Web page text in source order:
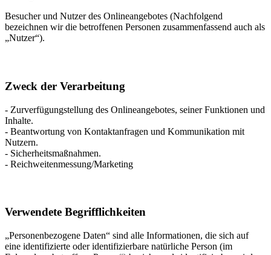
Besucher und Nutzer des Onlineangebotes (Nachfolgend
bezeichnen wir die betroffenen Personen zusammenfassend auch als
„Nutzer“).
Zweck der Verarbeitung
- Zurverfügungstellung des Onlineangebotes, seiner Funktionen und
Inhalte.
- Beantwortung von Kontaktanfragen und Kommunikation mit
Nutzern.
- Sicherheitsmaßnahmen.
- Reichweitenmessung/Marketing
Verwendete Begrifflichkeiten
„Personenbezogene Daten“ sind alle Informationen, die sich auf
eine identifizierte oder identifizierbare natürliche Person (im